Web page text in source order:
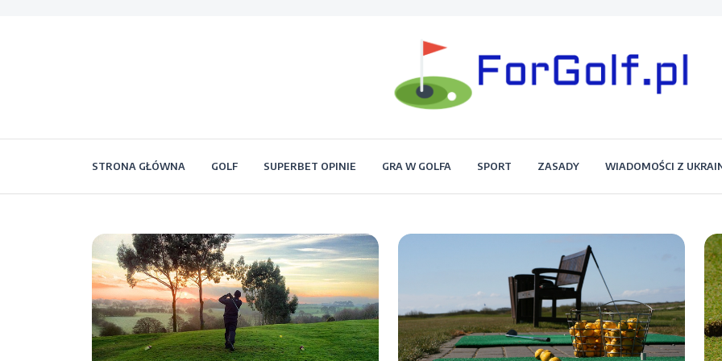
Forgolf.pl
STRONA GŁÓWNA GOLF SUPERBET OPINIE GRA W GOLFA SPORT ZASADY WIADOMOŚCI Z